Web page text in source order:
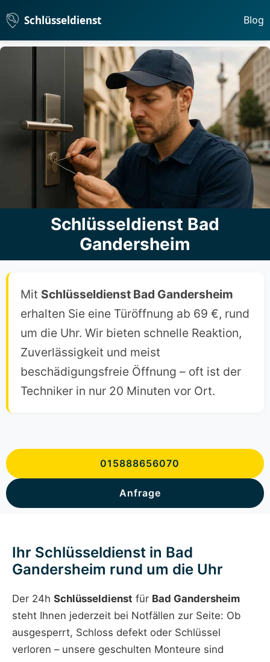
Schlüsseldienst Blog
Schlüsseldienst Bad
Gandersheim
Mit Schlüsseldienst Bad Gandersheim
erhalten Sie eine Türöffnung ab 69 €, rund
um die Uhr. Wir bieten schnelle Reaktion,
Zuverlässigkeit und meist
beschädigungsfreie Öffnung – oft ist der
Techniker in nur 20 Minuten vor Ort.
015888656070
Anfrage
Ihr Schlüsseldienst in Bad
Gandersheim rund um die Uhr
Der 24h Schlüsseldienst für Bad Gandersheim
steht Ihnen jederzeit bei Notfällen zur Seite: Ob
ausgesperrt, Schloss defekt oder Schlüssel
verloren – unsere geschulten Monteure sind